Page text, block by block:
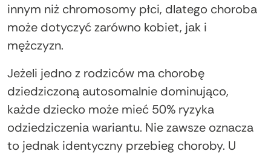
innym niż chromosomy płci, dlatego choroba
może dotyczyć zarówno kobiet, jak i
mężczyzn.
Jeżeli jedno z rodziców ma chorobę
dziedziczoną autosomalnie dominująco,
każde dziecko może mieć 50% ryzyka
odziedziczenia wariantu. Nie zawsze oznacza
to jednak identyczny przebieg choroby. U